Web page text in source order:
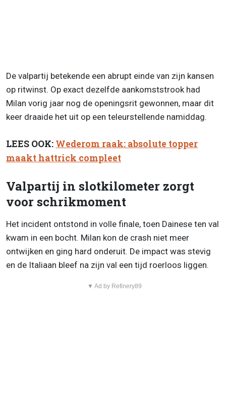
De valpartij betekende een abrupt einde van zijn kansen
op ritwinst. Op exact dezelfde aankomststrook had
Milan vorig jaar nog de openingsrit gewonnen, maar dit
keer draaide het uit op een teleurstellende namiddag.
LEES OOK: Wederom raak: absolute topper
maakt hattrick compleet
Valpartij in slotkilometer zorgt
voor schrikmoment
Het incident ontstond in volle finale, toen Dainese ten val
kwam in een bocht. Milan kon de crash niet meer
ontwijken en ging hard onderuit. De impact was stevig
en de Italiaan bleef na zijn val een tijd roerloos liggen.
▼ Ad by Refinery89